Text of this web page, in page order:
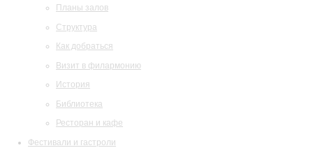
Планы залов
Структура
Как добраться
Визит в филармонию
История
Библиотека
Ресторан и кафе
Фестивали и гастроли